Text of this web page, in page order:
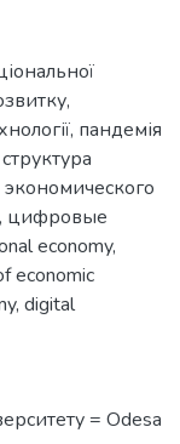
,
, пандемія
структура
, цифровые
economy,
economic
, digital
= Odesa